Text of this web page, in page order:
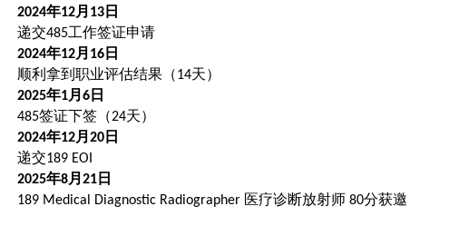
2024年12月 13日
递交485工作签证申请
2024年12月 16日
顺利拿到职业评估结果（14天）
2025年1月 6日
485签证下签（24天）
2024年12月 20日
递交189 EOI
2025年8月 21日
189 Medical Diagnostic Radiographer 医疗诊断放射师 80分获邀